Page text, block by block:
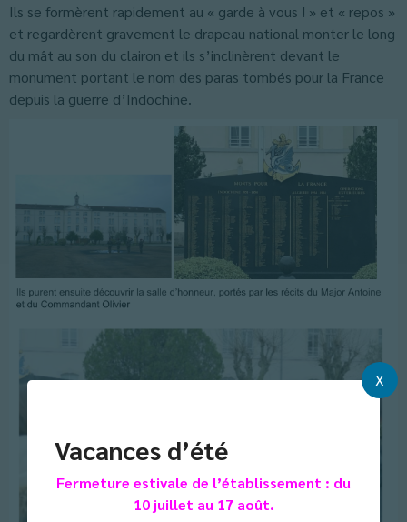
Vacances d’été
Fermeture estivale de l’établissement : du
10 juillet au 17 août.
X
Ils se formèrent rapidement au « garde à vous ! » et « repos »
et regardèrent gravement le drapeau national monter le long
du mât au son du clairon et ils s’inclinèrent devant le
monument portant le nom des paras tombés pour la France
depuis la guerre d’Indochine.